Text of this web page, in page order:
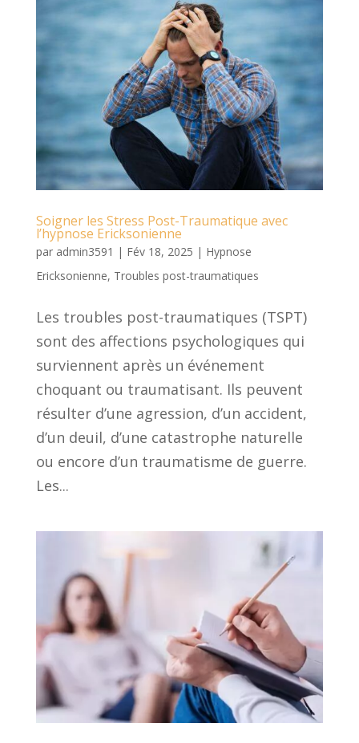
Soigner les Stress Post-Traumatique avec
l’hypnose Ericksonienne
par admin3591 | Fév 18, 2025 | Hypnose
Ericksonienne, Troubles post-traumatiques
Les troubles post-traumatiques (TSPT)
sont des affections psychologiques qui
surviennent après un événement
choquant ou traumatisant. Ils peuvent
résulter d’une agression, d’un accident,
d’un deuil, d’une catastrophe naturelle
ou encore d’un traumatisme de guerre.
Les...